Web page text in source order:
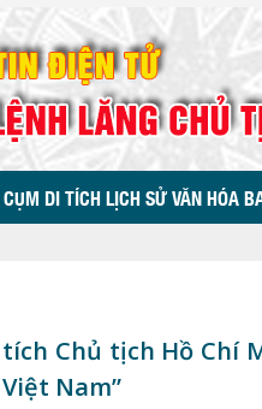
CỤM DI TÍCH LỊCH SỬ VĂN HÓA
Chủ tịch Hồ Chí
Nam”